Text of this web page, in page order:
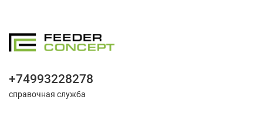
+74993228278
справочная служба